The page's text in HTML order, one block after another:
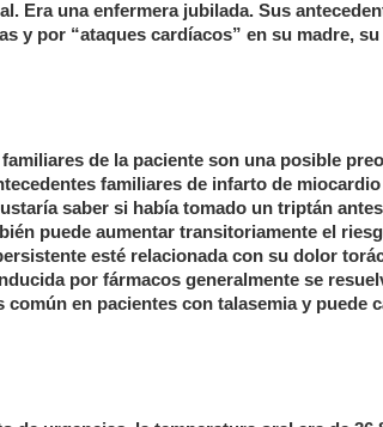
Era una enfermera jubilada. Sus
y por “ataques cardíacos” en su madre,
familiares de la paciente son una posible
familiares de infarto de
saber si había tomado un triptán
puede aumentar transitoriamente el
esté relacionada con su dolor
por fármacos generalmente se
común en pacientes con talasemia y